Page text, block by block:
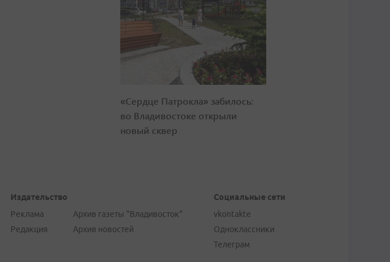
«Сердце Патрокла» забилось:
во Владивостоке открыли
новый сквер
Издательство
Реклама
Редакция
Архив газеты "Владивосток"
Архив новостей
Социальные сети
vkontakte
Одноклассники
Телеграм